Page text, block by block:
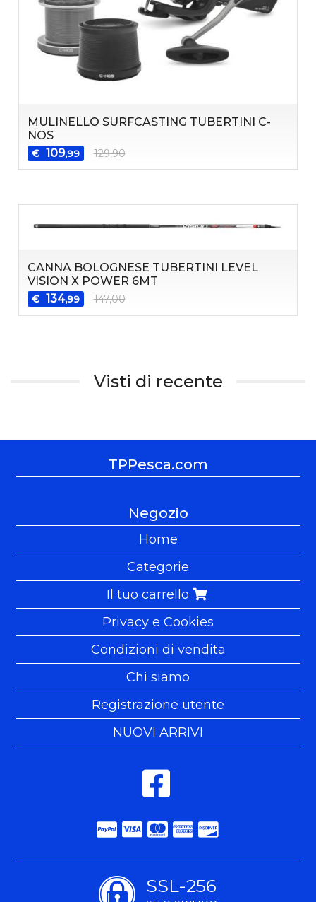
MULINELLO SURFCASTING TUBERTINI C-
NOS
€ 109,99 129,90
CANNA BOLOGNESE TUBERTINI LEVEL
VISION X POWER 6MT
€ 134,99 147,00
Visti di recente
TPPesca.com
Negozio
Home
Categorie
Il tuo carrello
Privacy e Cookies
Condizioni di vendita
Chi siamo
Registrazione utente
NUOVI ARRIVI
SSL-256